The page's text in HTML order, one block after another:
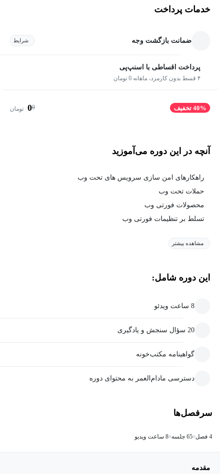
خدمات پرداخت
ضمانت بازگشت وجه شرایط
پرداخت اقساطی با اسنپ‌پی
۴ قسط بدون کارمزد، ماهانه 0 تومان
40% تخفیف 0
0 تومان
آنچه در این دوره می‌آموزید
راهکارهای امن سازی سرویس های تحت وب
حملات تحت وب
محصولات فورتی وب
تسلط بر تنظیمات فورتی وب
مشاهده بیشتر
این دوره شامل:
8 ساعت ویدئو
20 سؤال سنجش و یادگیری
گواهینامه مکتب‌خونه
دسترسی مادام‌العمر به محتوای دوره
سرفصل‌ها
4 فصل 65 جلسه 8 ساعت ویدیو
مقدمه